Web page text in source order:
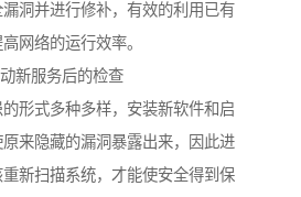
洞并进行修补，有效的利用已有
网络的运行效率。
新服务后的检查
形式多种多样，安装新软件和启
来隐藏的漏洞暴露出来，因此进
新扫描系统，才能使安全得到保